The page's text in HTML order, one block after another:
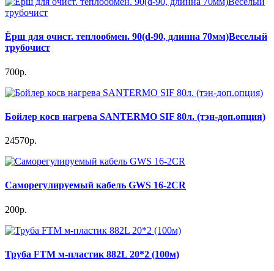
Ёрш для очист. теплообмен. 90(d-90, длинна 70мм)Веселый
трубочист
700р.
Бойлер косв нагрева SANTERMO SIF 80л. (тэн-доп.опция)
24570р.
Саморегулируемый кабель GWS 16-2CR
200р.
Труба FTM м-пластик 882L 20*2 (100м)